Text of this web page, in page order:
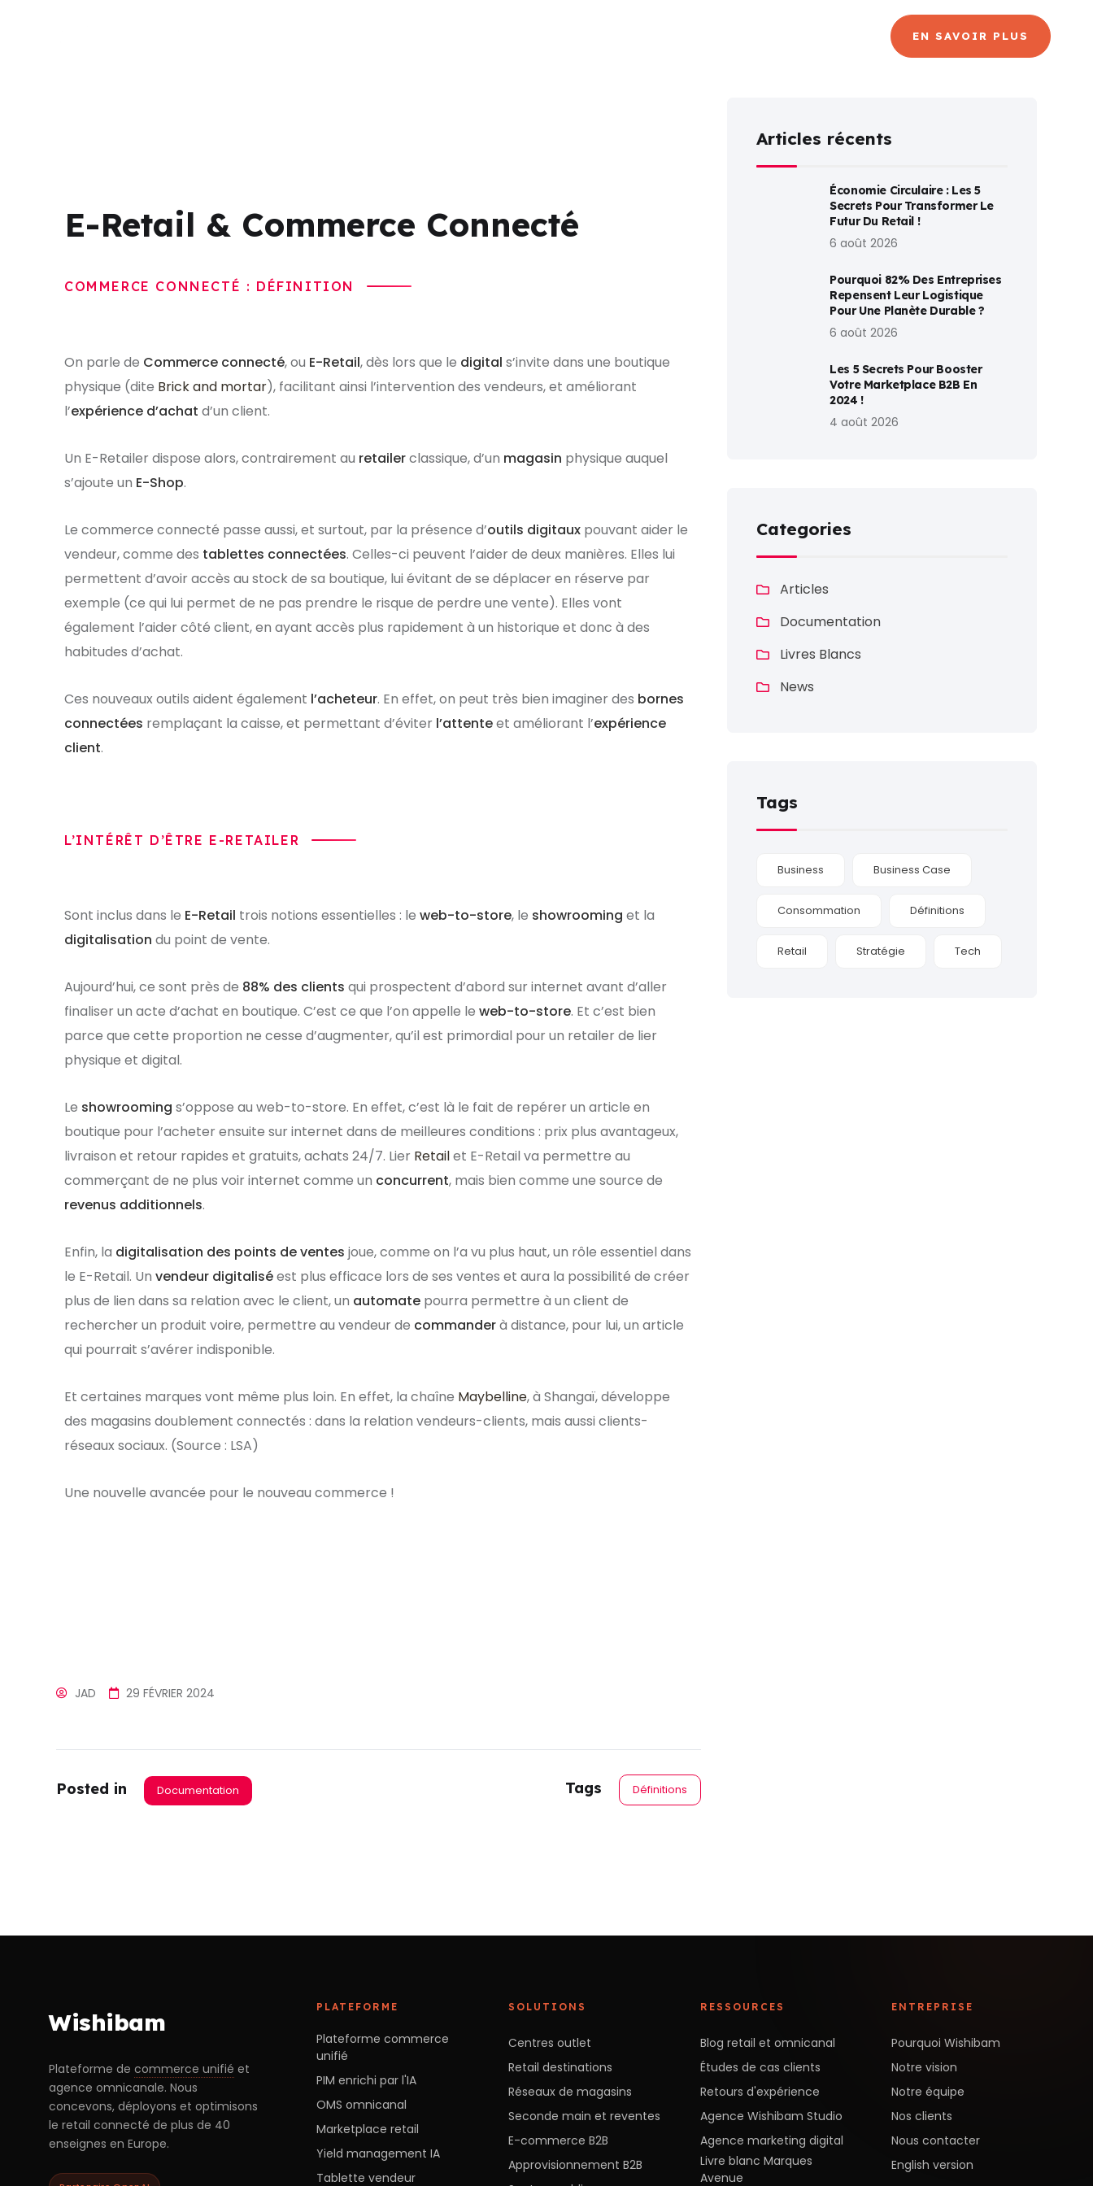
EN SAVOIR PLUS
E-Retail & Commerce Connecté
COMMERCE CONNECTÉ : DÉFINITION
On parle de Commerce connecté, ou E-Retail, dès lors que le digital s’invite dans une boutique
physique (dite Brick and mortar), facilitant ainsi l’intervention des vendeurs, et améliorant
l’expérience d’achat d’un client.
Un E-Retailer dispose alors, contrairement au retailerclassique, d’un magasin physique auquel
s’ajoute un E-Shop.
Le commerce connecté passe aussi, et surtout, par la présence d’outils digitaux pouvant aider le
vendeur, comme des tablettes connectées. Celles-ci peuvent l’aider de deux manières. Elles lui
permettent d’avoir accès au stock de sa boutique, lui évitant de se déplacer en réserve par
exemple (ce qui lui permet de ne pas prendre le risque de perdre une vente). Elles vont
également l’aider côté client, en ayant accès plus rapidement à un historique et donc à des
habitudes d’achat.
Ces nouveaux outils aident également l’acheteur. En effet, on peut très bien imaginer des bornes
connectées remplaçant la caisse, et permettant d’éviter l’attenteet améliorant l’expérience
client.
L’INTÉRÊT D’ÊTRE E-RETAILER
Sont inclus dans le E-Retail trois notions essentielles : le web-to-store, le showrooming et la
digitalisation du point de vente.
Aujourd’hui, ce sont près de 88% des clients qui prospectent d’abord sur internet avant d’aller
finaliser un acte d’achat en boutique. C’est ce que l’on appelle le web-to-store. Et c’est bien
parce que cette proportion ne cesse d’augmenter, qu’il est primordial pour un retailer de lier
physique et digital.
Le showrooming s’oppose au web-to-store. En effet, c’est là le fait de repérer un article en
boutique pour l’acheter ensuite sur internet dans de meilleures conditions : prix plus avantageux,
livraison et retour rapides et gratuits, achats 24/7. Lier Retailet E-Retail va permettre au
commerçant de ne plus voir internet comme un concurrent, mais bien comme une source de
revenus additionnels.
Enfin, la digitalisation des points de ventes joue, comme on l’a vu plus haut, un rôle essentiel dans
le E-Retail. Un vendeur digitaliséest plus efficace lors de ses ventes et aura la possibilité de créer
plus de lien dans sa relation avec le client, un automate pourra permettre à un client de
rechercher un produit voire, permettre au vendeur de commanderà distance, pour lui, un article
qui pourrait s’avérer indisponible.
Et certaines marques vont même plus loin. En effet, la chaîne Maybelline, à Shangaï, développe
des magasins doublement connectés : dans la relation vendeurs-clients, mais aussi clients-
réseaux sociaux. (Source : LSA)
Une nouvelle avancée pour le nouveau commerce !
JAD 29 FÉVRIER 2024
Posted in Documentation Tags Définitions
Articles récents
Économie Circulaire : Les 5
Secrets Pour Transformer Le
Futur Du Retail !
6 août 2026
Pourquoi 82% Des Entreprises
Repensent Leur Logistique
Pour Une Planète Durable ?
6 août 2026
Les 5 Secrets Pour Booster
Votre Marketplace B2B En
2024 !
4 août 2026
Categories
Articles
Documentation
Livres Blancs
News
Tags
Business Business Case
Consommation Définitions
Retail Stratégie Tech
Wishibam
Plateforme de commerce unifié et
agence omnicanale. Nous
concevons, déployons et optimisons
le retail connecté de plus de 40
enseignes en Europe.
PLATEFORME
Plateforme commerce
unifié
PIM enrichi par l'IA
OMS omnicanal
Marketplace retail
Yield management IA
Tablette vendeur
SOLUTIONS
Centres outlet
Retail destinations
Réseaux de magasins
Seconde main et reventes
E-commerce B2B
Approvisionnement B2B
RESSOURCES
Blog retail et omnicanal
Études de cas clients
Retours d'expérience
Agence Wishibam Studio
Agence marketing digital
Livre blanc Marques
Avenue
ENTREPRISE
Pourquoi Wishibam
Notre vision
Notre équipe
Nos clients
Nous contacter
English version